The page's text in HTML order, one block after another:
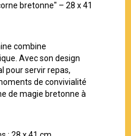
bretonne" – 28 x 41
combine
Avec son design
pour servir repas,
de convivialité
de magie bretonne à